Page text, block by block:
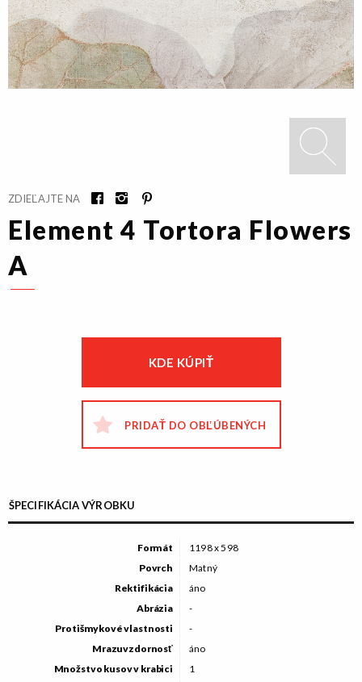
ZDIEĽAJTE NA
Element 4 Tortora Flowers
A
KDE KÚPIŤ
PRIDAŤ DO OBĽÚBENÝCH
ŠPECIFIKÁCIA VÝROBKU
Formát
1198 x 598
Povrch
Matný
Rektifikácia
áno
Abrázia
-
Protišmykové vlastnosti
-
Mrazuvzdornosť
áno
Množstvo kusov v krabici
1